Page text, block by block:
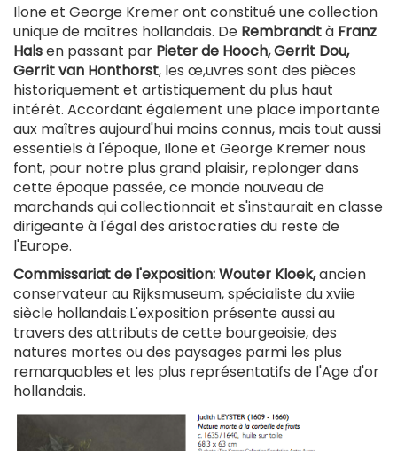
Ilone et George Kremer ont constitué une collection
unique de maîtres hollandais. De Rembrandtà Franz
Halsen passant par Pieter de Hooch, Gerrit Dou,
Gerrit van Honthorst, les œ,uvres sont des pièces
historiquement et artistiquement du plus haut
intérêt. Accordant également une place importante
aux maîtres aujourd'hui moins connus, mais tout aussi
essentiels à l'époque, Ilone et George Kremer nous
font, pour notre plus grand plaisir, replonger dans
cette époque passée, ce monde nouveau de
marchands qui collectionnait et s'instaurait en classe
dirigeante à l'égal des aristocraties du reste de
l'Europe.
Commissariat de l'exposition: Wouter Kloek,ancien
conservateur au Rijksmuseum, spécialiste du xviie
siècle hollandais.L'exposition présente aussi au
travers des attributs de cette bourgeoisie, des
natures mortes ou des paysages parmi les plus
remarquables et les plus représentatifs de l'Age d'or
hollandais.